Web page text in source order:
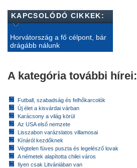
KAPCSOLÓDÓ CIKKEK:
Horvátország a fő célpont, bár
drágább nálunk
A kategória további hírei:
Futball, szabadság és felhőkarcolók
Új élet a kisvárdai várban
Karácsony a világ körül
Az USA első nemzete
Lisszabon varázslatos villamosai
Kínáról kezdőknek
Végtelen füves puszta és legelésző lovak
A németek alapította chilei város
Ilyen csak Litvániában van